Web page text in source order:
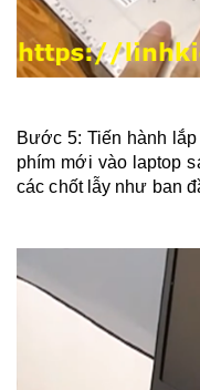
Bước 5: Tiến hành
phím mới vào laptop
các chốt lẫy như ban